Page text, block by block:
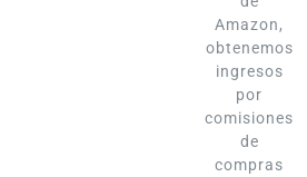
Amazon,
obtenemos
ingresos
por
comisiones
de
compras